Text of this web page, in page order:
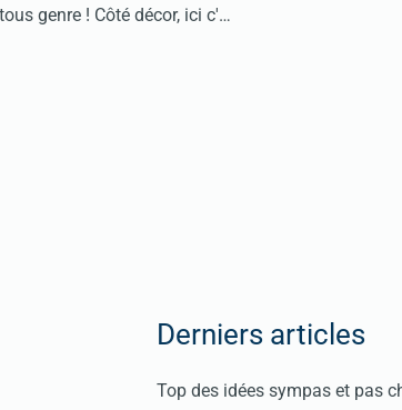
genre ! Côté décor, ici c'…
Derniers articles
Top des idées sympas et pas